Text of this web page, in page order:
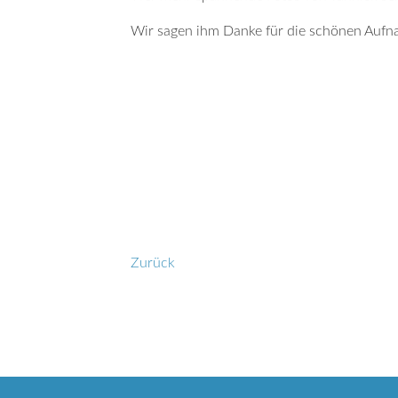
Wir sagen ihm Danke für die schönen
Zurück